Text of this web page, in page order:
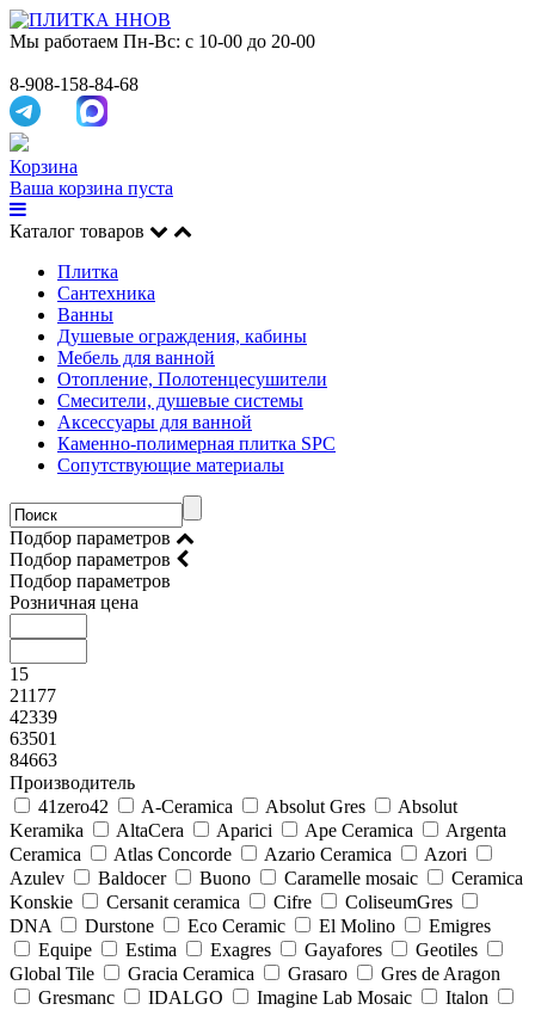
Мы работаем Пн-Вс: с 10-00 до 20-00
8-908-158-84-68
Корзина
Ваша корзина пуста
Каталог товаров
Плитка
Сантехника
Ванны
Душевые ограждения, кабины
Мебель для ванной
Отопление, Полотенцесушители
Смесители, душевые системы
Аксессуары для ванной
Каменно-полимерная плитка SPC
Сопутствующие материалы
Подбор параметров
Подбор параметров
Подбор параметров
Розничная цена
15
21177
42339
63501
84663
Производитель
41zero42
A-Ceramica Absolut Gres
Absolut
Keramika
AltaCera Aparici Ape Ceramica
Argenta
Ceramica
Atlas Concorde Azario Ceramica
Azori
Azulev
Baldocer Buono Caramelle mosaic
Ceramica
Konskie
Cersanit ceramica Cifre
ColiseumGres
DNA
Durstone Eco Ceramic El Molino
Emigres
Equipe
Estima Exagres Gayafores
Geotiles
Global Tile
Gracia Ceramica Grasaro
Gres de Aragon
Gresmanc
IDALGO Imagine Lab Mosaic
Italon